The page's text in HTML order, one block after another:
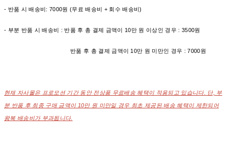
- 반품 시 배송비: 7000원 (무료 배송비 + 회수 배송비)
- 부분 반품 시 배송비 : 반품 후 총 결제 금액이 10만 원 이상인 경우 : 3500원
반품 후 총 결제 금액이 10만 원 미만인 경우 : 7000원
현재 자사몰은 프로모션 기간 동안 전상품 무료배송 혜택이 적용되고 있습니다. 단, 부
분 반품 후 최종 구매 금액이 10만 원 미만일 경우 최초 제공된 배송 혜택이 제한되어
왕복 배송비가 부과됩니다.